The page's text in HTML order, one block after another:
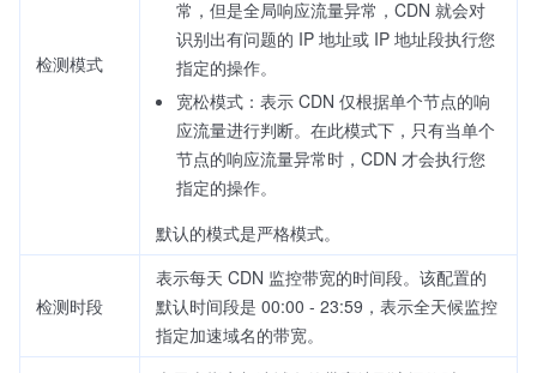
检测模式
常，但是全局响应流量异常，CDN 就会对
识别出有问题的 IP 地址或 IP 地址段执行您
指定的操作。
宽松模式：表示 CDN 仅根据单个节点的响
应流量进行判断。在此模式下，只有当单个
节点的响应流量异常时，CDN 才会执行您
指定的操作。
默认的模式是严格模式。
检测时段
表示每天 CDN 监控带宽的时间段。该配置的
默认时间段是 00:00 - 23:59，表示全天候监控
指定加速域名的带宽。